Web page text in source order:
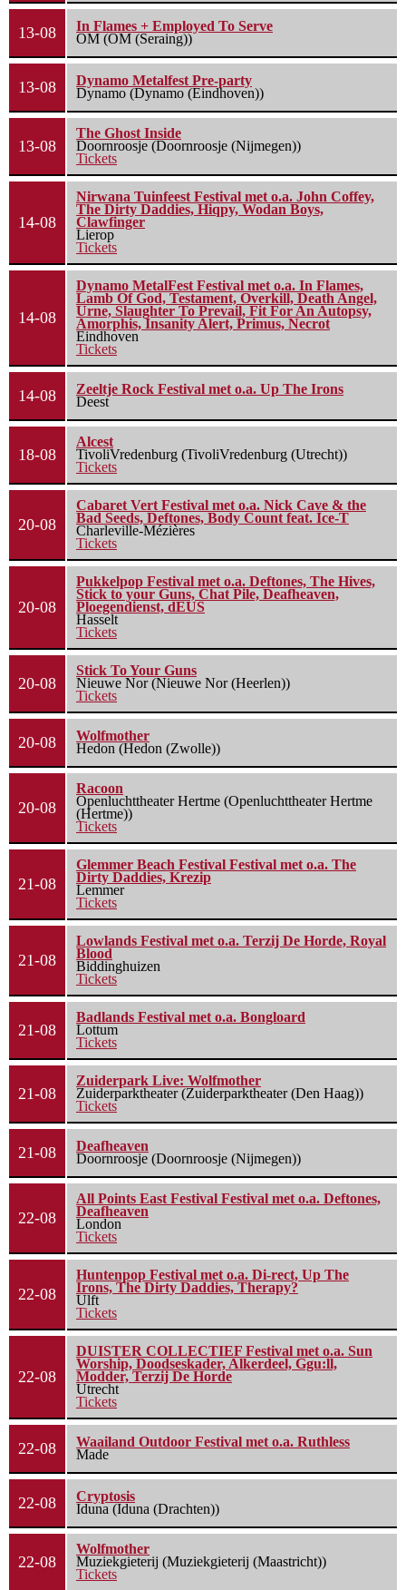
13-08
In Flames + Employed To Serve
OM (OM (Seraing))
13-08
Dynamo Metalfest Pre-party
Dynamo (Dynamo (Eindhoven))
13-08
The Ghost Inside
Doornroosje (Doornroosje (Nijmegen))
Tickets
14-08
Nirwana Tuinfeest Festival met o.a. John Coffey,
The Dirty Daddies, Hiqpy, Wodan Boys,
Clawfinger
Lierop
Tickets
14-08
Dynamo MetalFest Festival met o.a. In Flames,
Lamb Of God, Testament, Overkill, Death Angel,
Urne, Slaughter To Prevail, Fit For An Autopsy,
Amorphis, Insanity Alert, Primus, Necrot
Eindhoven
Tickets
14-08
Zeeltje Rock Festival met o.a. Up The Irons
Deest
18-08
Alcest
TivoliVredenburg (TivoliVredenburg (Utrecht))
Tickets
20-08
Cabaret Vert Festival met o.a. Nick Cave & the
Bad Seeds, Deftones, Body Count feat. Ice-T
Charleville-Mézières
Tickets
20-08
Pukkelpop Festival met o.a. Deftones, The Hives,
Stick to your Guns, Chat Pile, Deafheaven,
Ploegendienst, dEUS
Hasselt
Tickets
20-08
Stick To Your Guns
Nieuwe Nor (Nieuwe Nor (Heerlen))
Tickets
20-08
Wolfmother
Hedon (Hedon (Zwolle))
20-08
Racoon
Openluchttheater Hertme (Openluchttheater Hertme
(Hertme))
Tickets
21-08
Glemmer Beach Festival Festival met o.a. The
Dirty Daddies, Krezip
Lemmer
Tickets
21-08
Lowlands Festival met o.a. Terzij De Horde, Royal
Blood
Biddinghuizen
Tickets
21-08
Badlands Festival met o.a. Bongloard
Lottum
Tickets
21-08
Zuiderpark Live: Wolfmother
Zuiderparktheater (Zuiderparktheater (Den Haag))
Tickets
21-08
Deafheaven
Doornroosje (Doornroosje (Nijmegen))
22-08
All Points East Festival Festival met o.a. Deftones,
Deafheaven
London
Tickets
22-08
Huntenpop Festival met o.a. Di-rect, Up The
Irons, The Dirty Daddies, Therapy?
Ulft
Tickets
22-08
DUISTER COLLECTIEF Festival met o.a. Sun
Worship, Doodseskader, Alkerdeel, Ggu:ll,
Modder, Terzij De Horde
Utrecht
Tickets
22-08
Waailand Outdoor Festival met o.a. Ruthless
Made
22-08
Cryptosis
Iduna (Iduna (Drachten))
22-08
Wolfmother
Muziekgieterij (Muziekgieterij (Maastricht))
Tickets